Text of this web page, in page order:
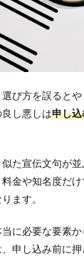
び方を誤るとや
し悪しは申し
た宣伝文句が
金や知名度だけ
ます。
に必要な要素
申し込み前に